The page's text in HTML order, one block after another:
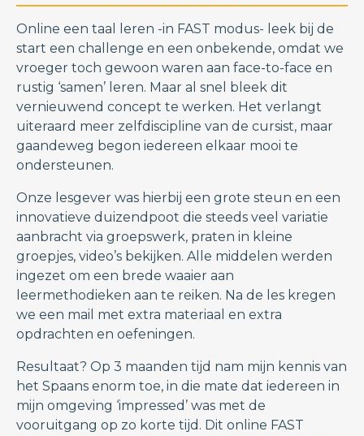
Online een taal leren -in FAST modus- leek bij de
start een challenge en een onbekende, omdat we
vroeger toch gewoon waren aan face-to-face en
rustig ‘samen’ leren. Maar al snel bleek dit
vernieuwend concept te werken. Het verlangt
uiteraard meer zelfdiscipline van de cursist, maar
gaandeweg begon iedereen elkaar mooi te
ondersteunen.
Onze lesgever was hierbij een grote steun en een
innovatieve duizendpoot die steeds veel variatie
aanbracht via groepswerk, praten in kleine
groepjes, video’s bekijken. Alle middelen werden
ingezet om een brede waaier aan
leermethodieken aan te reiken. Na de les kregen
we een mail met extra materiaal en extra
opdrachten en oefeningen.
Resultaat? Op 3 maanden tijd nam mijn kennis van
het Spaans enorm toe, in die mate dat iedereen in
mijn omgeving ‘impressed’ was met de
vooruitgang op zo korte tijd. Dit online FAST